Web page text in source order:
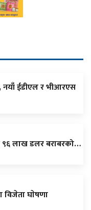
ईडीएल र भीआरएस
लाख डलर बराबरको…
विजेता घाेषणा